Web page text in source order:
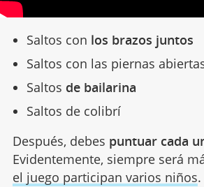
Saltos con los brazos juntos
Saltos con las piernas
Saltos de bailarina
Saltos de colibrí
Después, debes puntuar cada
Evidentemente, siempre será
el juego participan varios niños.